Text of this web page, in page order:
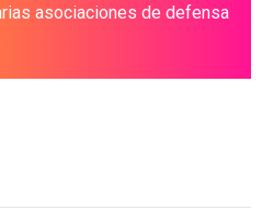
asociaciones de defensa